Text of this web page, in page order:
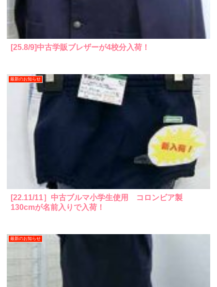
[25.8/9]中古学販ブレザーが4校分入荷！
最新のお知らせ
[22.11/11］中古ブルマ小学生使用 コロンビア製
130cmが名前入りで入荷！
最新のお知らせ